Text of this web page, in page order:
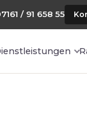
/ 91 658 55